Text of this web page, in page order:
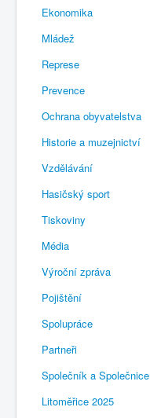
Ekonomika
Mládež
Represe
Prevence
Ochrana obyvatelstva
Historie a muzejnictví
Vzdělávání
Hasičský sport
Tiskoviny
Média
Výroční zpráva
Pojištění
Spolupráce
Partneři
Společník a Společnice
Litoměřice 2025